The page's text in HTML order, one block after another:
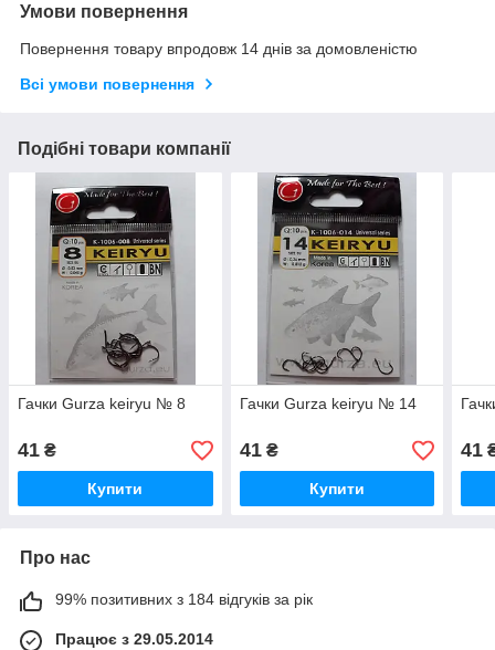
Умови повернення
Повернення товару впродовж 14 днів за домовленістю
Всі умови повернення
Подібні товари компанії
Гачки Gurza keiryu № 8
41 ₴
Купити
Гачки Gurza keiryu № 14
41₴
Купити
41
Про нас
99% позитивних з 184 відгуків за рік
Працює з 29.05.2014